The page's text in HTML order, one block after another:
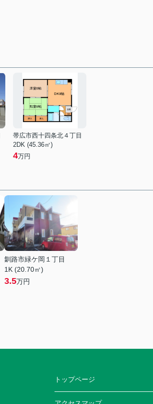
帯広市西十四条北４丁目
2DK (45.36㎡)
4万円
釧路市緑ケ岡１丁目
1K (20.70㎡)
3.5万円
トップページ